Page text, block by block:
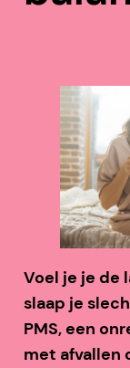
Voel je je de
slaap je
PMS, een
met afvallen